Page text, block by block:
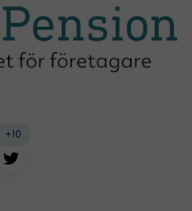
+10